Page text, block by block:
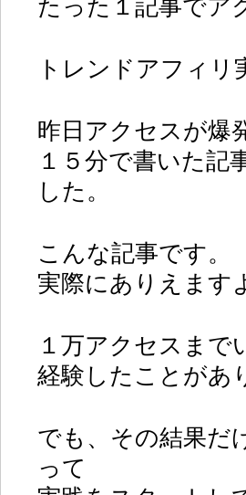
たった１記事でア
トレンドアフィ
昨日アクセスが爆
１５分で書いた記
した。
こんな記事です。
実際にありえます
１万アクセスまで
経験したことがあ
でも、その結果だ
って